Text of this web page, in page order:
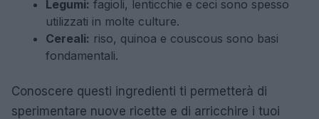
Legumi: fagioli, lenticchie e ceci sono spesso
utilizzati in molte culture.
Cereali: riso, quinoa e couscous sono basi
fondamentali.
Conoscere questi ingredienti ti permetterà di
sperimentare nuove ricette e di arricchire i tuoi